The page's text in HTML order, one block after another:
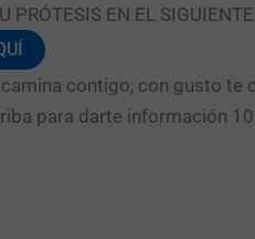
PRÓTESIS EN EL
contigo, con gusto te
para darte información